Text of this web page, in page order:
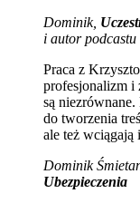
Dominik,
i autor podcastu „
Praca z
profesjonalizm i
są
do tworzenia
ale też wciągają
Dominik
Ubezpieczenia